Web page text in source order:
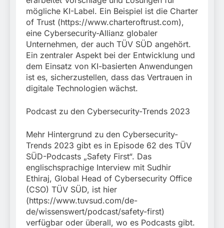
mögliche KI-Label. Ein Beispiel ist die Charter
of Trust (https://www.charteroftrust.com),
eine Cybersecurity-Allianz globaler
Unternehmen, der auch TÜV SÜD angehört.
Ein zentraler Aspekt bei der Entwicklung und
dem Einsatz von KI-basierten Anwendungen
ist es, sicherzustellen, dass das Vertrauen in
digitale Technologien wächst.
Podcast zu den Cybersecurity-Trends 2023
Mehr Hintergrund zu den Cybersecurity-
Trends 2023 gibt es in Episode 62 des TÜV
SÜD-Podcasts „Safety First“. Das
englischsprachige Interview mit Sudhir
Ethiraj, Global Head of Cybersecurity Office
(CSO) TÜV SÜD, ist hier
(https://www.tuvsud.com/de-
de/wissenswert/podcast/safety-first)
verfügbar oder überall, wo es Podcasts gibt.